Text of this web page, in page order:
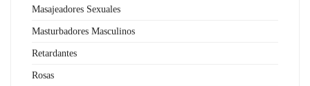
Masajeadores Sexuales
Masturbadores Masculinos
Retardantes
Rosas